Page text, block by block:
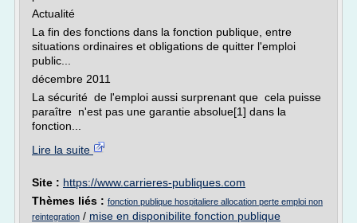
Actualité
La fin des fonctions dans la fonction publique, entre
situations ordinaires et obligations de quitter l'emploi
public...
décembre 2011
La sécurité de l'emploi aussi surprenant que cela puisse
paraître n'est pas une garantie absolue[1] dans la
fonction...
Lire la suite
Site : https://www.carrieres-publiques.com
Thèmes liés : fonction publique hospitaliere allocation perte emploi non
reintegration / mise en disponibilite fonction publique